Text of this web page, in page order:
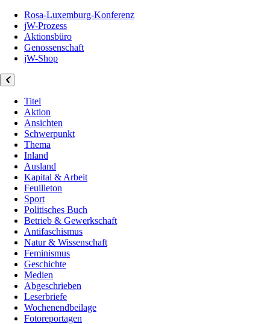
Rosa-Luxemburg-Konferenz
jW-Prozess
Aktionsbüro
Genossenschaft
jW-Shop
Titel
Aktion
Ansichten
Schwerpunkt
Thema
Inland
Ausland
Kapital & Arbeit
Feuilleton
Sport
Politisches Buch
Betrieb & Gewerkschaft
Antifaschismus
Natur & Wissenschaft
Feminismus
Geschichte
Medien
Abgeschrieben
Leserbriefe
Wochenendbeilage
Fotoreportagen